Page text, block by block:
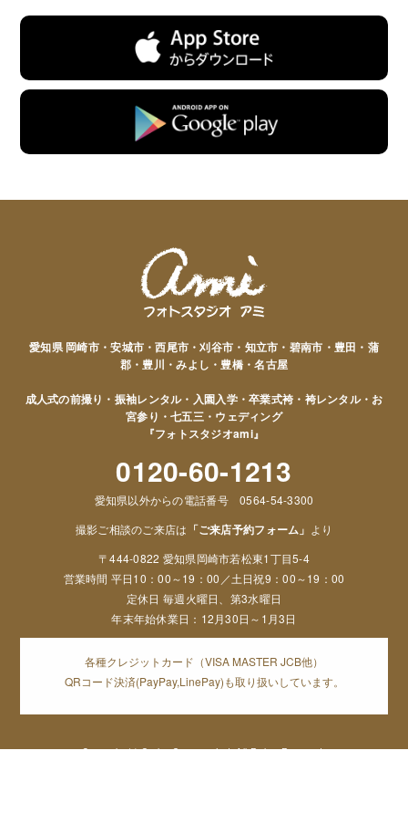
愛知県 岡崎市・安城市・西尾市・刈谷市・知立市・碧南市・豊田・蒲
郡・豊川・みよし・豊橋・名古屋
成人式の前撮り・振袖レンタル・入園入学・卒業式袴・袴レンタル・お
宮参り・七五三・ウェディング
『フォトスタジオami』
0120-60-1213
愛知県以外からの電話番号 0564-54-3300
撮影ご相談のご来店は 「ご来店予約フォーム」 より
〒444-0822 愛知県岡崎市若松東1丁目5-4
営業時間 平日10：00～19：00／土日祝9：00～19：00
定休日 毎週火曜日、第3水曜日
年末年始休業日：12月30日～1月3日
各種クレジットカード（VISA MASTER JCB他）
QRコード決済(PayPay,LinePay)も取り扱いしています。
Copyright (c) Orphe Group.co,Ltd. All Rights Reserved,